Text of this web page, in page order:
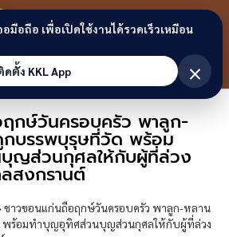
ขอนแก่น
ลิงก์
กษ์วันครอบครัว พาลูก-
กบรรพบุรุษที่วัด พร้อม
ญส่วนกุศลให้กับผู้ที่ล่วง
ลสงกรานต์
ชาวขอนแก่นถือฤกษ์วันครอบครัว พาลูก-หลาน
พร้อมทำบุญอุทิศส่วนบุญส่วนกุศลให้กับผู้ที่ล่วง
อมือถือ เพื่อเปิดใช้งานได้รวดเร็วเหมือน
ดตั้ง KKL App
×